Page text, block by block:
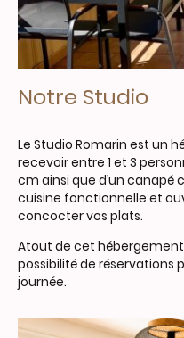
Notre Studio
Le Studio Romarin est un
recevoir entre 1 et 3
cm ainsi que d’un canapé
cuisine fonctionnelle et
concocter vos plats.
Atout de cet
possibilité de réservations
journée.